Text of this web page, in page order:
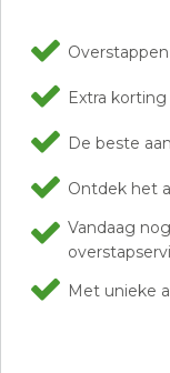
Extra
De beste
Ontdek het
Vandaag
Met unieke